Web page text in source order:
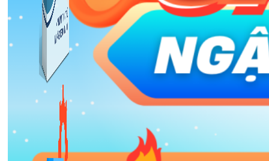
Kiếm Tiền MMO
1,422 bài viết
Combo Special
Combo 3 phần mềm tự chọn: chương trình bán hàng